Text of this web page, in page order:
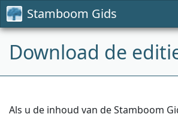
Stamboom Gids
Download de
Als u de inhoud van de Stamboom